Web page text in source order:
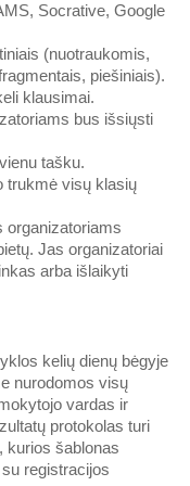
Socrative, Google
(nuotraukomis,
piešiniais).
klausimai.
bus išsiųsti
tašku.
trukmė visų klasių
organizatoriams
Jas organizatoriai
arba išlaikyti
kelių dienų bėgyje
nurodomos visų
vardas ir
protokolas turi
kurios šablonas
registracijos